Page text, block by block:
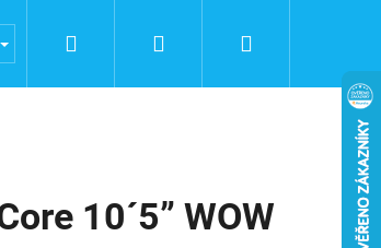
Obchodní podmínky Podmínky ochrany
Prihlásenie
10´5” WOW